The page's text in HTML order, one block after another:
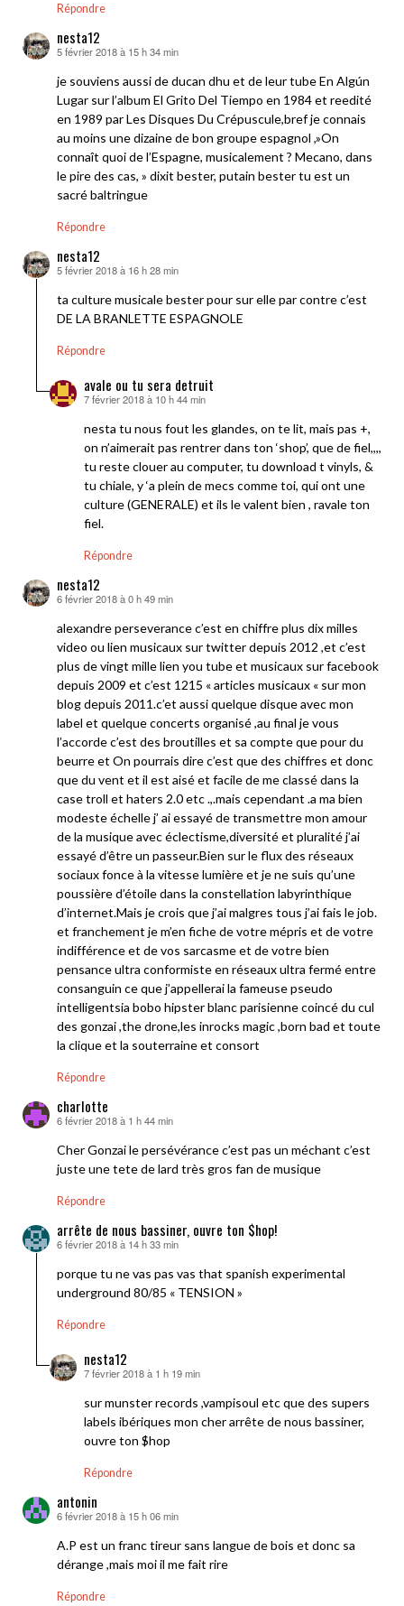
Répondre
nesta12
dit :
5 février 2018 à 15 h 34 min
je souviens aussi de ducan dhu et de leur tube En Algún
Lugar sur l’album El Grito Del Tiempo en 1984 et reedité
en 1989 par Les Disques Du Crépuscule,bref je connais
au moins une dizaine de bon groupe espagnol ,»On
connaît quoi de l’Espagne, musicalement ? Mecano, dans
le pire des cas, » dixit bester, putain bester tu est un
sacré baltringue
Répondre
nesta12
dit :
5 février 2018 à 16 h 28 min
ta culture musicale bester pour sur elle par contre c’est
DE LA BRANLETTE ESPAGNOLE
Répondre
avale ou tu sera detruit
dit :
7 février 2018 à 10 h 44 min
nesta tu nous fout les glandes, on te lit, mais pas +,
on n’aimerait pas rentrer dans ton ‘shop’, que de fiel,,,,
tu reste clouer au computer, tu download t vinyls, &
tu chiale, y ‘a plein de mecs comme toi, qui ont une
culture (GENERALE) et ils le valent bien , ravale ton
fiel.
Répondre
nesta12
dit :
6 février 2018 à 0 h 49 min
alexandre perseverance c’est en chiffre plus dix milles
video ou lien musicaux sur twitter depuis 2012 ,et c’est
plus de vingt mille lien you tube et musicaux sur facebook
depuis 2009 et c’est 1215 « articles musicaux « sur mon
blog depuis 2011.c’et aussi quelque disque avec mon
label et quelque concerts organisé ,au final je vous
l’accorde c’est des broutilles et sa compte que pour du
beurre et On pourrais dire c’est que des chiffres et donc
que du vent et il est aisé et facile de me classé dans la
case troll et haters 2.0 etc .,.mais cependant .a ma bien
modeste échelle j’ ai essayé de transmettre mon amour
de la musique avec éclectisme,diversité et pluralité j’ai
essayé d’être un passeur.Bien sur le flux des réseaux
sociaux fonce à la vitesse lumière et je ne suis qu’une
poussière d’étoile dans la constellation labyrinthique
d’internet.Mais je crois que j’ai malgres tous j’ai fais le job.
et franchement je m’en fiche de votre mépris et de votre
indifférence et de vos sarcasme et de votre bien
pensance ultra conformiste en réseaux ultra fermé entre
consanguin ce que j’appellerai la fameuse pseudo
intelligentsia bobo hipster blanc parisienne coincé du cul
des gonzai ,the drone,les inrocks magic ,born bad et toute
la clique et la souterraine et consort
Répondre
charlotte
dit :
6 février 2018 à 1 h 44 min
Cher Gonzai le persévérance c’est pas un méchant c’est
juste une tete de lard très gros fan de musique
Répondre
arrête de nous bassiner, ouvre ton $hop!
dit :
6 février 2018 à 14 h 33 min
porque tu ne vas pas vas that spanish experimental
underground 80/85 « TENSION »
Répondre
nesta12
dit :
7 février 2018 à 1 h 19 min
sur munster records ,vampisoul etc que des supers
labels ibériques mon cher arrête de nous bassiner,
ouvre ton $hop
Répondre
antonin
dit :
6 février 2018 à 15 h 06 min
A.P est un franc tireur sans langue de bois et donc sa
dérange ,mais moi il me fait rire
Répondre